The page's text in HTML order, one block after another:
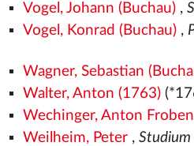
Vogel, Johann (Buchau),
Vogel, Konrad (Buchau),
Wagner, Sebastian
Walter, Anton (1763)
Wechinger, Anton Froben
Weilheim, Peter, Studium